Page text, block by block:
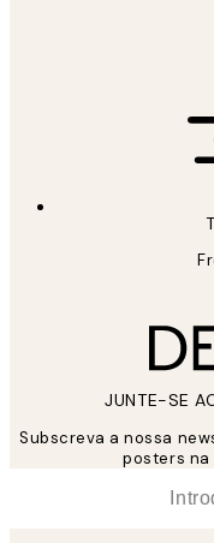
JUNTE-SE
Subscreva a nossa
posters na